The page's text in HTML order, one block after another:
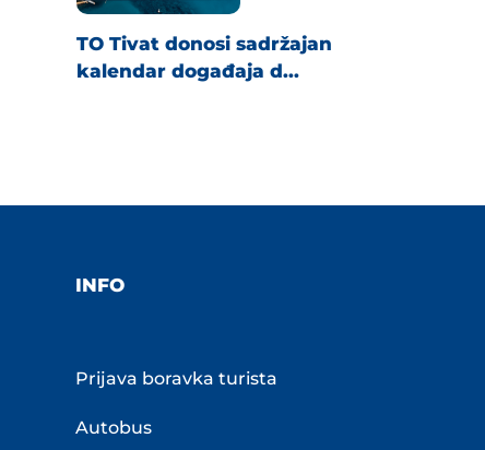
TO Tivat donosi sadržajan
kalendar događaja d...
INFO
Prijava boravka turista
Autobus